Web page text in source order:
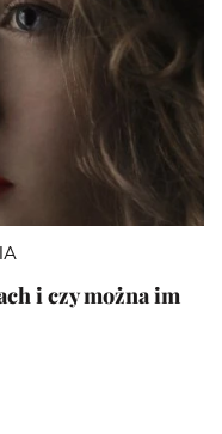
i czy można im